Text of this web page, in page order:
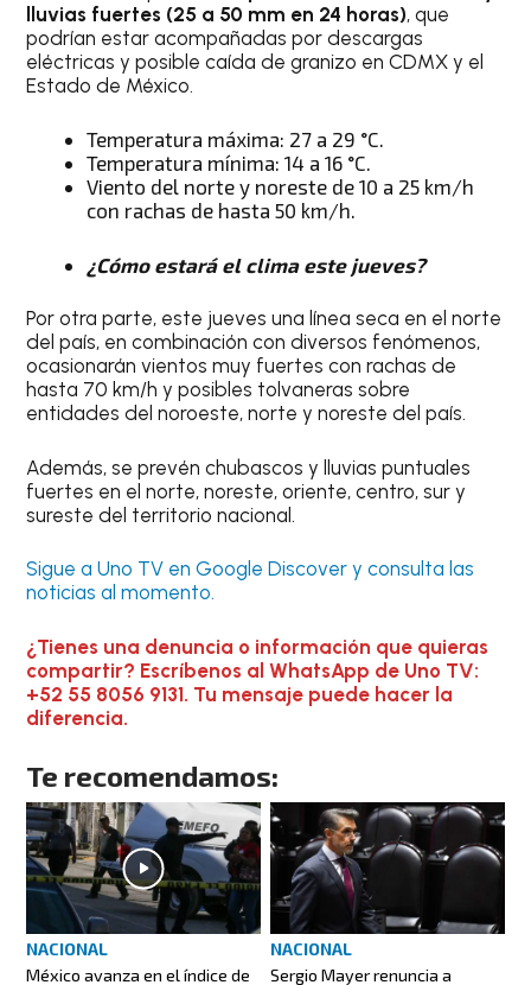
lluvias fuertes (25 a 50 mm en 24 horas), que
podrían estar acompañadas por descargas
eléctricas y posible caída de granizo en CDMX y el
Estado de México.
Temperatura máxima: 27 a 29 °C.
Temperatura mínima: 14 a 16 °C.
Viento del norte y noreste de 10 a 25 km/h
con rachas de hasta 50 km/h.
¿Cómo estará el clima este jueves?
Por otra parte, este jueves una línea seca en el norte
del país, en combinación con diversos fenómenos,
ocasionarán vientos muy fuertes con rachas de
hasta 70 km/h y posibles tolvaneras sobre
entidades del noroeste, norte y noreste del país.
Además, se prevén chubascos y lluvias puntuales
fuertes en el norte, noreste, oriente, centro, sur y
sureste del territorio nacional.
Sigue a Uno TV en Google Discover y consulta las
noticias al momento.
¿Tienes una denuncia o información que quieras
compartir? Escríbenos al WhatsApp de Uno TV:
+52 55 8056 9131. Tu mensaje puede hacer la
diferencia.
Te recomendamos:
NACIONAL
México avanza en el índice de
NACIONAL
Sergio Mayer renuncia a